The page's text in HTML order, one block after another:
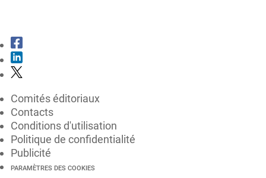
Comités éditoriaux
Contacts
Conditions d'utilisation
Politique de confidentialité
Publicité
PARAMÈTRES DES COOKIES